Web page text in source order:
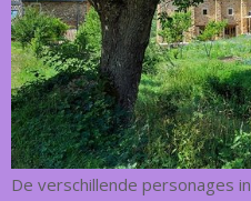
De verschillende personages in